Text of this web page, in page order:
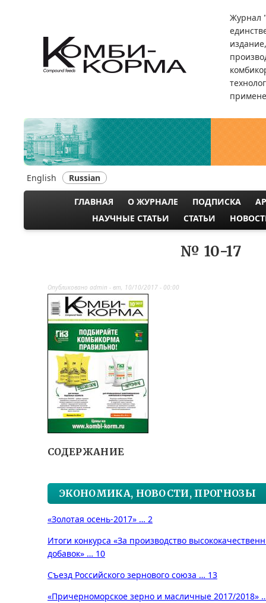
Журнал
English Russian
NAVIGATION
ГЛАВНАЯ О ЖУРНАЛЕ ПОДПИСКА
НАУЧНЫЕ СТАТЬИ
СТАТЬИ
№ 10-17
Опубликовано admin - вт, 10/10/2017 - 00:00
СОДЕРЖАНИЕ
ЭКОНОМИКА, НОВОСТИ, ПРОГНОЗЫ
«Золотая осень-2017» … 2
Итоги конкурса «За производство
добавок» … 10
Съезд Российского зернового союза … 13
«Причерноморское зерно и масличные 2017/2018»